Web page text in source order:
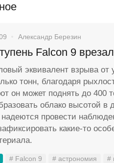
Александр Березин
Falcon 9
эквивалент взрыва
тонн, благодаря
он может поднять до 400
облако высотой в
провести
какие-то
# Falcon 9 # астрономия #